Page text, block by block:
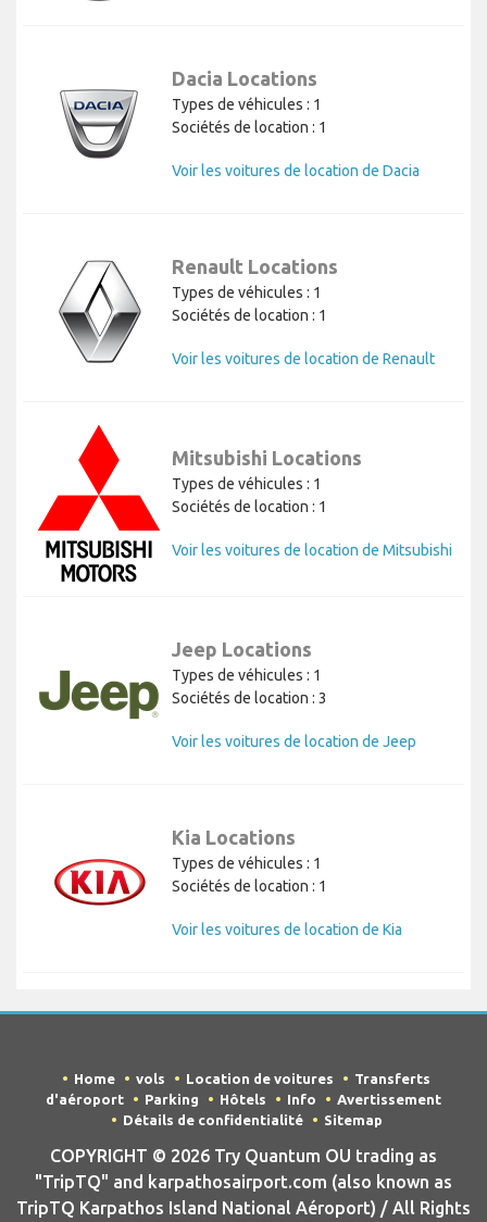
Dacia Locations
Types de véhicules : 1
Sociétés de location : 1
Voir les voitures de location de Dacia
Renault Locations
Types de véhicules : 1
Sociétés de location : 1
Voir les voitures de location de Renault
Mitsubishi Locations
Types de véhicules : 1
Sociétés de location : 1
Voir les voitures de location de Mitsubishi
Jeep Locations
Types de véhicules : 1
Sociétés de location : 3
Voir les voitures de location de Jeep
Kia Locations
Types de véhicules : 1
Sociétés de location : 1
Voir les voitures de location de Kia
Home vols Location de voitures
Transferts
d'aéroport
Parking Hôtels Info
Avertissement
Détails de confidentialité
Sitemap
COPYRIGHT © 2026 Try Quantum OU trading as
"TripTQ" and karpathosairport.com (also known as
TripTQ Karpathos Island National Aéroport) / All Rights